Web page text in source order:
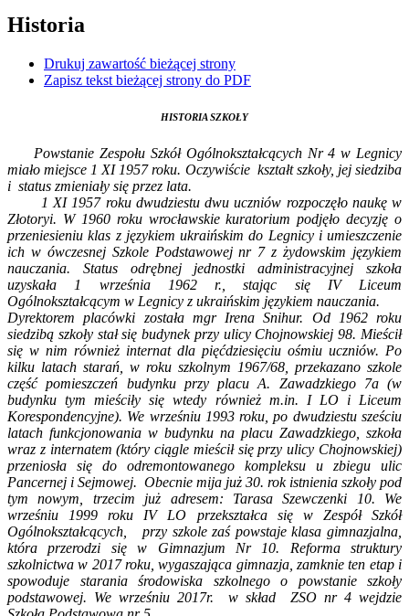
Historia
Drukuj zawartość bieżącej strony
Zapisz tekst bieżącej strony do PDF
HISTORIA SZKOŁY
Powstanie Zespołu Szkół Ogólnokształcących Nr 4 w Legnicy
miało miejsce 1 XI 1957 roku. Oczywiście kształt szkoły, jej siedziba
i status zmieniały się przez lata.
1 XI 1957 roku dwudziestu dwu uczniów rozpoczęło naukę w
Złotoryi. W 1960 roku wrocławskie kuratorium podjęło decyzję o
przeniesieniu klas z językiem ukraińskim do Legnicy i umieszczenie
ich w ówczesnej Szkole Podstawowej nr 7 z żydowskim językiem
nauczania. Status odrębnej jednostki administracyjnej szkoła
uzyskała 1 września 1962 r., stając się IV Liceum
Ogólnokształcącym w Legnicy z ukraińskim językiem nauczania.
Dyrektorem placówki została mgr Irena Snihur. Od 1962 roku
siedzibą szkoły stał się budynek przy ulicy Chojnowskiej 98. Mieścił
się w nim również internat dla pięćdziesięciu ośmiu uczniów. Po
kilku latach starań, w roku szkolnym 1967/68, przekazano szkole
część pomieszczeń budynku przy placu A. Zawadzkiego 7a (w
budynku tym mieściły się wtedy również m.in. I LO i Liceum
Korespondencyjne). We wrześniu 1993 roku, po dwudziestu sześciu
latach funkcjonowania w budynku na placu Zawadzkiego, szkoła
wraz z internatem (który ciągle mieścił się przy ulicy Chojnowskiej)
przeniosła się do odremontowanego kompleksu u zbiegu ulic
Pancernej i Sejmowej. Obecnie mija już 30. rok istnienia szkoły pod
tym nowym, trzecim już adresem: Tarasa Szewczenki 10. We
wrześniu 1999 roku IV LO przekształca się w Zespół Szkół
Ogólnokształcących, przy szkole zaś powstaje klasa gimnazjalna,
która przerodzi się w Gimnazjum Nr 10. Reforma struktury
szkolnictwa w 2017roku, wygaszająca gimnazja, zamknie ten etap i
spowoduje starania środowiska szkolnego o powstanie szkoły
podstawowej. We wrześniu 2017r. w skład ZSO nr 4 wejdzie